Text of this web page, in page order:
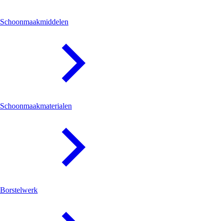
Schoonmaakmiddelen
Schoonmaakmaterialen
Borstelwerk